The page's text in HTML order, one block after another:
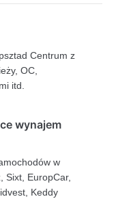
Centrum z
OC,
itd.
wynajem
w
Sixt, EuropCar,
Keddy